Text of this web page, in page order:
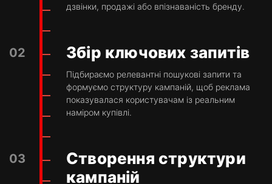
дзвінки, продажі або впізнаваність бренду.
02 Збір ключових запитів
Підбираємо релевантні пошукові запити та
формуємо структуру кампаній, щоб реклама
показувалася користувачам із реальним
наміром купівлі.
03
Створення структури
кампаній